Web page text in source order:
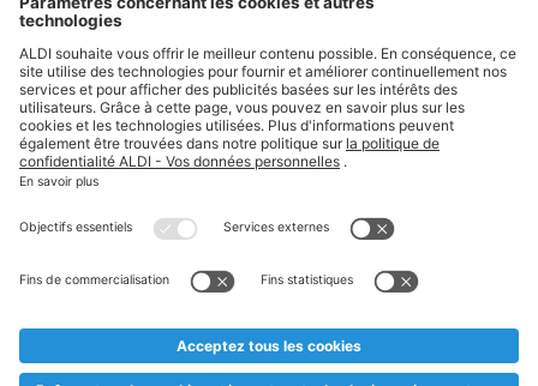
Suivez ALDI Belgique
Textes marqués d'un astérisque et mentions légales
* Nous vendons ces articles temporairement et jusqu'à
au cas où, malgré le planning bien étudié, nous serions
prématurément en rupture de stock. Prix Recupel et TVA incl.
** Sur ce site, l’utilisation de la forme masculine a été adoptée